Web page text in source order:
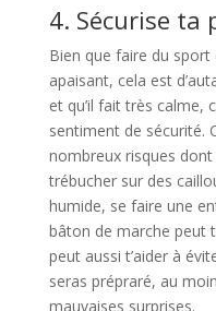
4. Sécurise ta
Bien que faire du
apaisant, cela est
et qu’il fait très calme,
sentiment de sécurité.
nombreux risques
trébucher sur des
humide, se faire une
bâton de marche peut
peut aussi t’aider à
seras prépraré, au
mauvaises surprises.